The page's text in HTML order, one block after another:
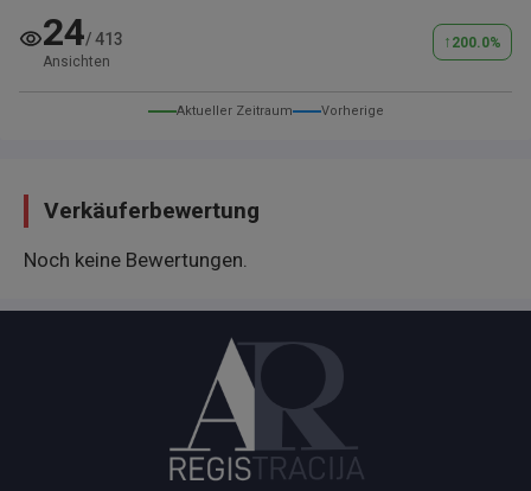
24/413
Ansichten
↑ 200.0%
Aktueller Zeitraum Vorherige
Verkäuferbewertung
Noch keine Bewertungen.